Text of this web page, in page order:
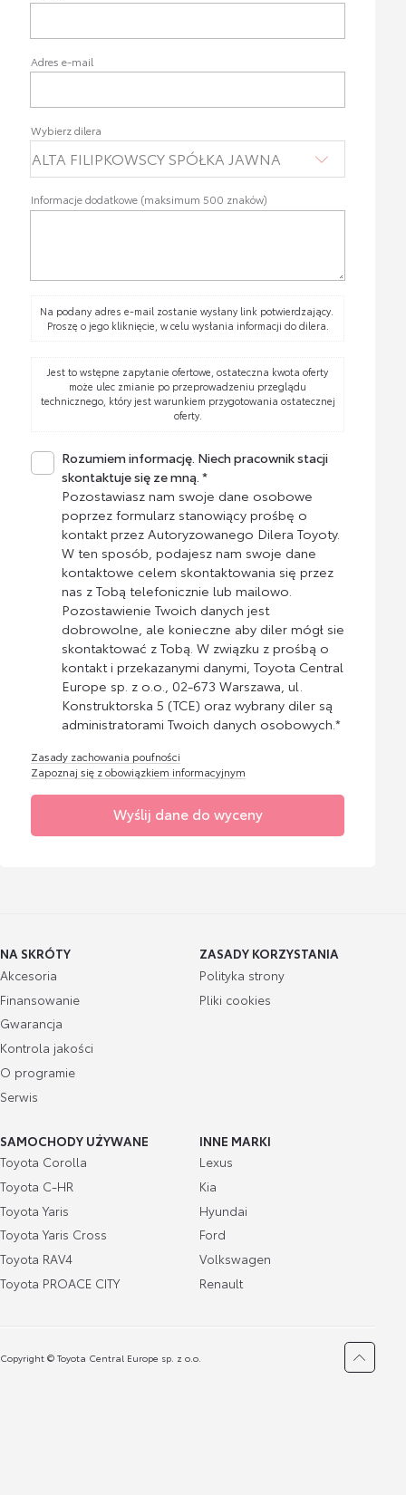
Adres e-mail
Wybierz dilera
Informacje dodatkowe (maksimum 500 znaków)
Na podany adres e-mail zostanie wysłany link potwierdzający.
Proszę o jego kliknięcie, w celu wysłania informacji do dilera.
Jest to wstępne zapytanie ofertowe, ostateczna kwota oferty
może ulec zmianie po przeprowadzeniu przeglądu
technicznego, który jest warunkiem przygotowania ostatecznej
oferty.
Rozumiem informację. Niech pracownik stacji
skontaktuje się ze mną. *
Pozostawiasz nam swoje dane osobowe
poprzez formularz stanowiący prośbę o
kontakt przez Autoryzowanego Dilera Toyoty.
W ten sposób, podajesz nam swoje dane
kontaktowe celem skontaktowania się przez
nas z Tobą telefonicznie lub mailowo.
Pozostawienie Twoich danych jest
dobrowolne, ale konieczne aby diler mógł sie
skontaktować z Tobą. W związku z prośbą o
kontakt i przekazanymi danymi, Toyota Central
Europe sp. z o.o., 02-673 Warszawa, ul.
Konstruktorska 5 (TCE) oraz wybrany diler są
administratorami Twoich danych osobowych.*
Zasady zachowania poufności
Zapoznaj się z obowiązkiem informacyjnym
Wyślij dane do wyceny
NA SKRÓTY
Akcesoria
Finansowanie
Gwarancja
Kontrola jakości
O programie
Serwis
ZASADY KORZYSTANIA
Polityka strony
Pliki cookies
SAMOCHODY UŻYWANE
Toyota Corolla
Toyota C-HR
Toyota Yaris
Toyota Yaris Cross
Toyota RAV4
Toyota PROACE CITY
INNE MARKI
Lexus
Kia
Hyundai
Ford
Volkswagen
Renault
Copyright © Toyota Central Europe sp. z o.o.